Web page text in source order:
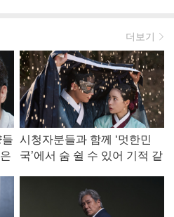
더보기
들 시청자분들과 함께 ‘멋한민
국’에서 숨 쉴 수 있어 기적 같